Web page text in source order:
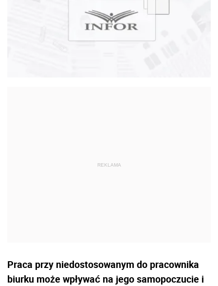
Praca przy niedostosowanym do pracownika
biurku może wpływać na jego samopoczucie i